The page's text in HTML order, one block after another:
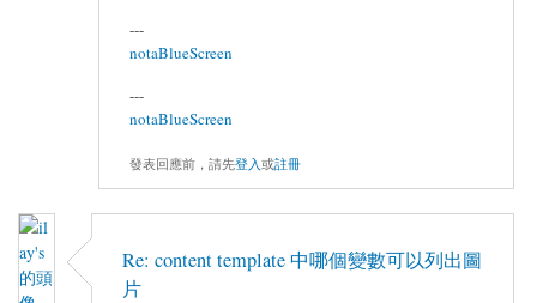
---
notaBlueScreen
---
notaBlueScreen
發表回應前，請先登入或註冊
Re: content template 中哪個變數可以列出圖
片